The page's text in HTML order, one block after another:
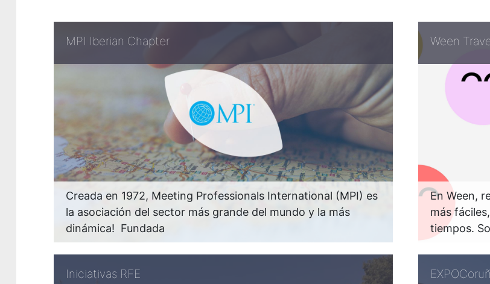
MPI Iberian Chapter
Creada en 1972, Meeting Professionals International (MPI) es
la asociación del sector más grande del mundo y la más
dinámica! Fundada
Ween
En Ween,
más
tiempos.
Iniciativas RFE